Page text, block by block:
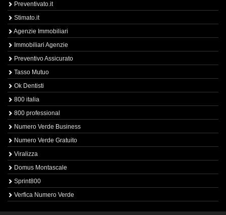
Preventivato.it
Stimato.it
Agenzie Immobiliari
Immobiliari Agenzie
Preventivo Assicurato
Tasso Mutuo
Ok Dentisti
800 italia
800 professional
Numero Verde Business
Numero Verde Gratuito
Viralizza
Domus Montascale
Sprint800
Verfica Numero Verde